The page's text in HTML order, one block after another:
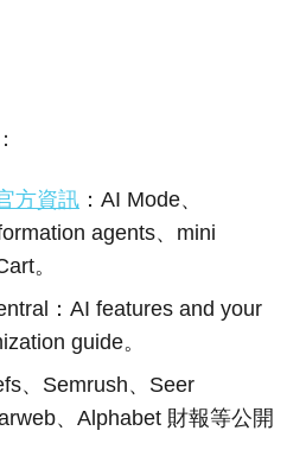
方資訊 ：AI Mode、
agents、mini
。
：AI features and your
guide。
、Semrush、Seer
、Alphabet 財報等公開